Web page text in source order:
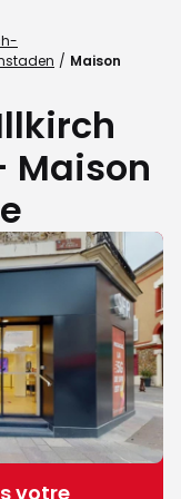
Maison
Maison
votre